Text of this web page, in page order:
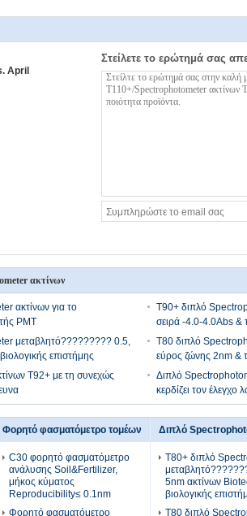
April
Στείλετε το ερώτημά σας
ακτίνων
ακτίνων για το
PMT
T90+ διπλό
σειρά -4.0-4.0Abs
μεταβλητό????????? 0.5,
επιστήμης
T80 διπλό
εύρος ζώνης 2nm &
T92+ με τη συνεχώς
Διπλό
κερδίζει τον έλεγχο
Φορητό φασματόμετρο τομέων
C30 φορητό φασματόμετρο
ανάλυσης Soil&Fertilizer,
μήκος κύματος
Reproducibility≤ 0.1nm
Φορητό φασματόμετρο
Διπλό
T80+ διπλό
5nm ακτίνων
βιολογικής
T80 διπλό